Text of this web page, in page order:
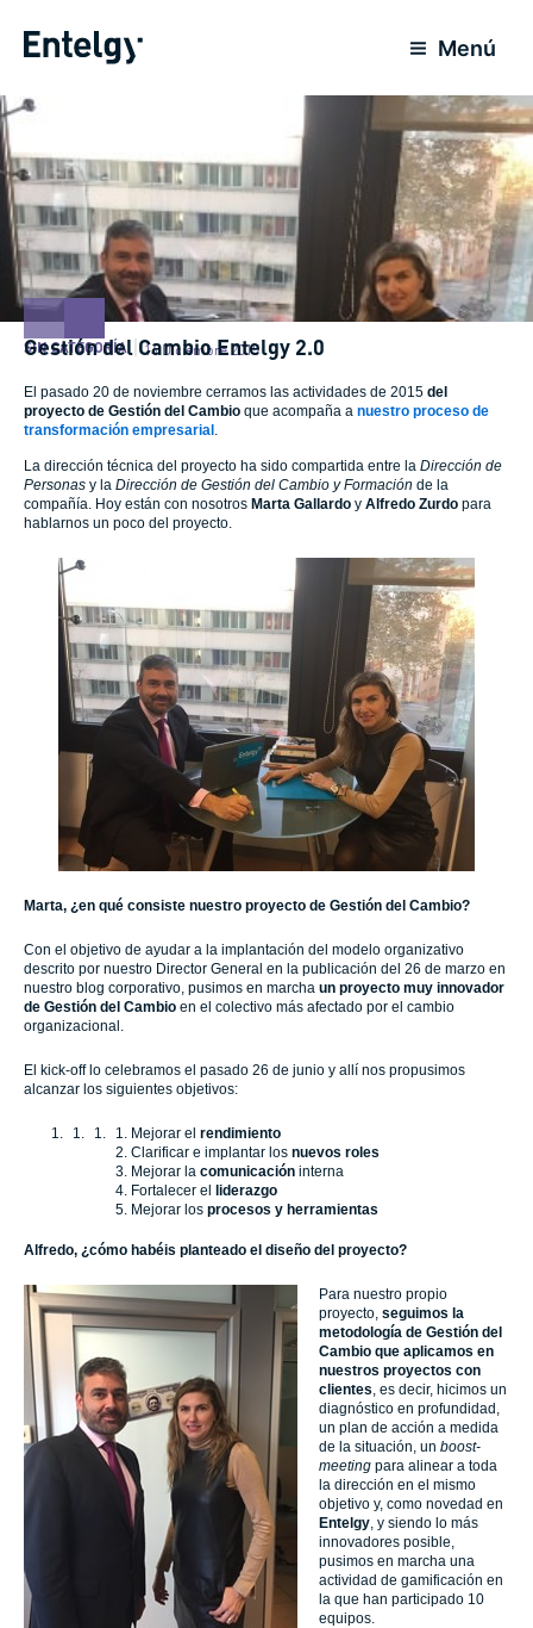
Menú
SIN CATEGORÍA 14 Diciembre 2015
Gestión del Cambio Entelgy 2.0
El pasado 20 de noviembre cerramos las actividades de 2015 del
proyecto de Gestión del Cambio que acompaña a nuestro proceso de
transformación empresarial .
La dirección técnica del proyecto ha sido compartida entre la Dirección de
Personas y la Dirección de Gestión del Cambio y Formación de la
compañía. Hoy están con nosotros Marta Gallardo y Alfredo Zurdo para
hablarnos un poco del proyecto.
Marta, ¿en qué consiste nuestro proyecto de Gestión del Cambio?
Con el objetivo de ayudar a la implantación del modelo organizativo
descrito por nuestro Director General en la publicación del 26 de marzo en
nuestro blog corporativo, pusimos en marcha un proyecto muy innovador
de Gestión del Cambio en el colectivo más afectado por el cambio
organizacional.
El kick-off lo celebramos el pasado 26 de junio y allí nos propusimos
alcanzar los siguientes objetivos:
Mejorar el rendimiento
Clarificar e implantar los nuevos roles
Mejorar la comunicación interna
Fortalecer el liderazgo
Mejorar los procesos y herramientas
Alfredo, ¿cómo habéis planteado el diseño del proyecto?
Para nuestro propio
proyecto, seguimos la
metodología de Gestión del
Cambio que aplicamos en
nuestros proyectos con
clientes , es decir, hicimos un
diagnóstico en profundidad,
un plan de acción a medida
de la situación, un boost-
meeting para alinear a toda
la dirección en el mismo
objetivo y, como novedad en
Entelgy , y siendo lo más
innovadores posible,
pusimos en marcha una
actividad de gamificación en
la que han participado 10
equipos.